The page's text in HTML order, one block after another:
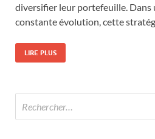
diversifier leur portefeuille. Dans
constante évolution, cette
LIRE PLUS